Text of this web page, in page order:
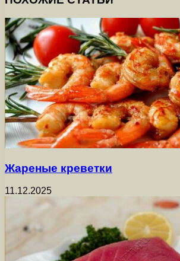
Жареные креветки
11.12.2025